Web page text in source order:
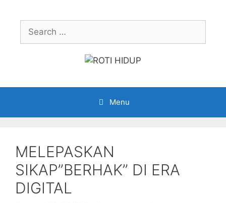
contentSearch
for:
Menu
MELEPASKAN
SIKAP”BERHAK” DI ERA
DIGITAL